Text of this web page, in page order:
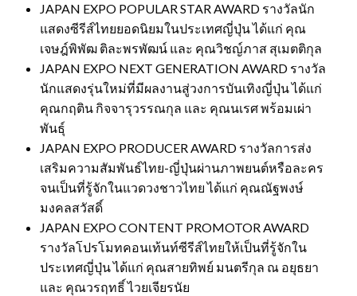
JAPAN EXPO POPULAR STAR AWARD รางวัลนัก
แสดงซีรีส์ไทยยอดนิยมในประเทศญี่ปุ่น ได้แก่ คุณ
เจษฎ์พิพัฒ ติละพรพัฒน์ และ คุณวิชญ์ภาส สุเมตติกุล
JAPAN EXPO NEXT GENERATION AWARD รางวัล
นักแสดงรุ่นใหม่ที่มีผลงานสู่วงการบันเทิงญี่ปุ่น ได้แก่
คุณกฤติน กิจจารุวรรณกุล และ คุณนเรศ พร้อมเผ่า
พันธุ์
JAPAN EXPO PRODUCER AWARD รางวัลการส่ง
เสริมความสัมพันธ์ไทย-ญี่ปุ่นผ่านภาพยนต์หรือละคร
จนเป็นที่รู้จักในแวดวงชาวไทย ได้แก่ คุณณัฐพงษ์
มงคลสวัสดิ์
JAPAN EXPO CONTENT PROMOTOR AWARD
รางวัลโปรโมทคอนเท้นท์ซีรีส์ไทยให้เป็นที่รู้จักใน
ประเทศญี่ปุ่น ได้แก่ คุณสายทิพย์ มนตรีกุล ณ อยุธยา
และ คุณวรฤทธิ์ ไวยเจียรนัย